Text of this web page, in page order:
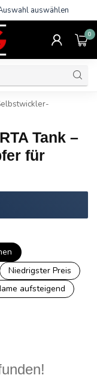
auswählen
0
Tank –
für
Niedrigster Preis
aufsteigend